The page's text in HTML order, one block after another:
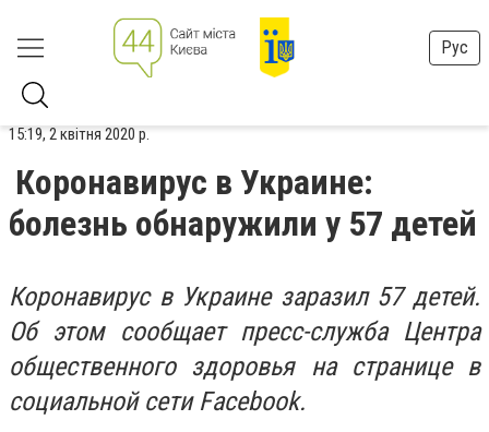
Рус
15:19, 2 квітня 2020 р.
Коронавирус в Украине:
болезнь обнаружили у 57 детей
Коронавирус в Украине заразил 57 детей.
Об этом сообщает пресс-служба Центра
общественного здоровья на странице в
социальной сети Facebook.